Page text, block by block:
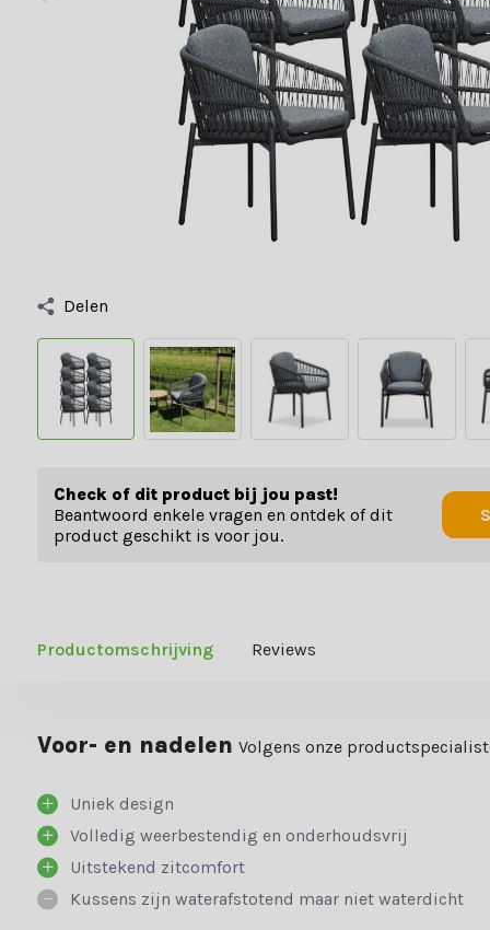
Delen
Check of dit product bij jou past!
Beantwoord enkele vragen en ontdek of dit
product geschikt is voor jou.
Productomschrijving Reviews
Voor- en nadelen Volgens onze
Uniek design
Volledig weerbestendig en onderhoudsvrij
Uitstekend zitcomfort
Kussens zijn waterafstotend maar niet waterdicht